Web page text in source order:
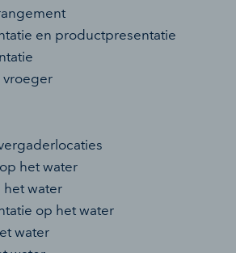
en productpresentatie
vroeger
het water
het water
op het water
water